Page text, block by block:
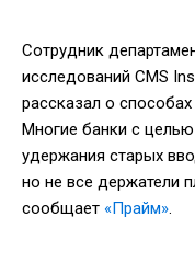
Сотрудник
исследований CMS
рассказал о
Многие банки с
удержания старых
но не все держатели
сообщает «Прайм».